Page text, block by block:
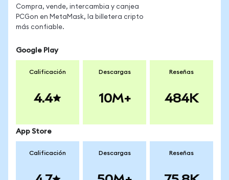
Compra, vende, intercambia y canjea
PCGon en MetaMask, la billetera cripto
más confiable.
Google Play
Calificación
4.4
Descargas
10M+
Reseñas
484K
App Store
Calificación Descargas Reseñas